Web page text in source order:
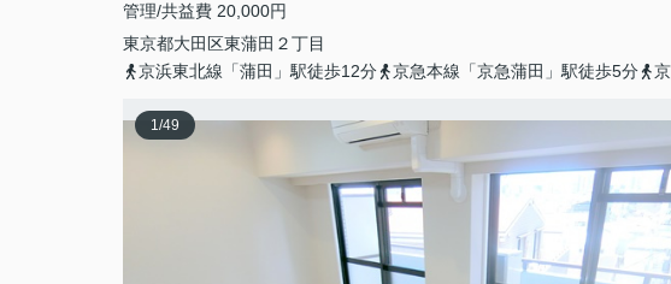
管理/共益費 20,000円
東京都大田区東蒲田 ２丁目
京浜東北線「蒲田」駅徒歩12分
京急本線「京急蒲田」駅徒歩5分
1/49